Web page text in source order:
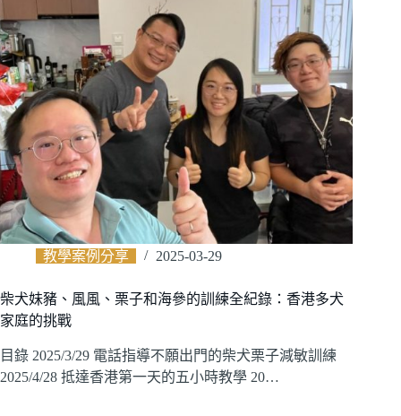
教學案例分享 2025-03-29
柴犬妹豬、風風、栗子和海參的訓練全紀錄：香港多犬
家庭的挑戰
目錄 2025/3/29 電話指導不願出門的柴犬栗子減敏訓練
2025/4/28 抵達香港第一天的五小時教學 20…